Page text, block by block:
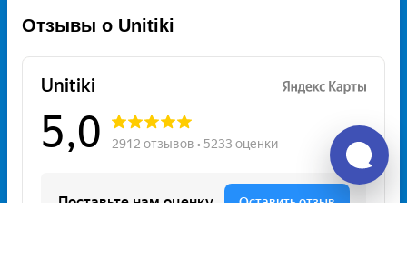
Отзывы о Unitiki